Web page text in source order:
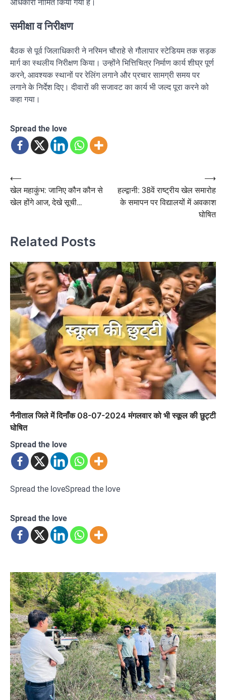
अधिकारी नामित किया गया है।
समीक्षा व निरीक्षण
बैठक से पूर्व जिलाधिकारी ने नरिमन चौराहे से गौलापार स्टेडियम तक सड़क
मार्ग का स्थलीय निरीक्षण किया। उन्होंने भित्तिचित्र निर्माण कार्य शीघ्र पूर्ण
करने, आवश्यक स्थानों पर रेलिंग लगाने और प्रचार सामग्री समय पर
लगाने के निर्देश दिए। दीवारों की सजावट का कार्य भी जल्द पूरा करने को
कहा गया।
Spread the love
Post
navigation
⟵
खेल महाकुंभ: जानिए कौन कौन से
खेल होंगे आज, देखे सूची…
हल्द्वानी: 38वें राष्ट्रीय खेल समारोह
के समापन पर विद्यालयों में अवकाश
घोषित
⟶
Related Posts
नैनीताल जिले में दिनाँक 08-07-2024 मंगलवार को भी स्कूल की छुट्टी
घोषित
Spread the love
Spread the loveSpread the love
Spread the love